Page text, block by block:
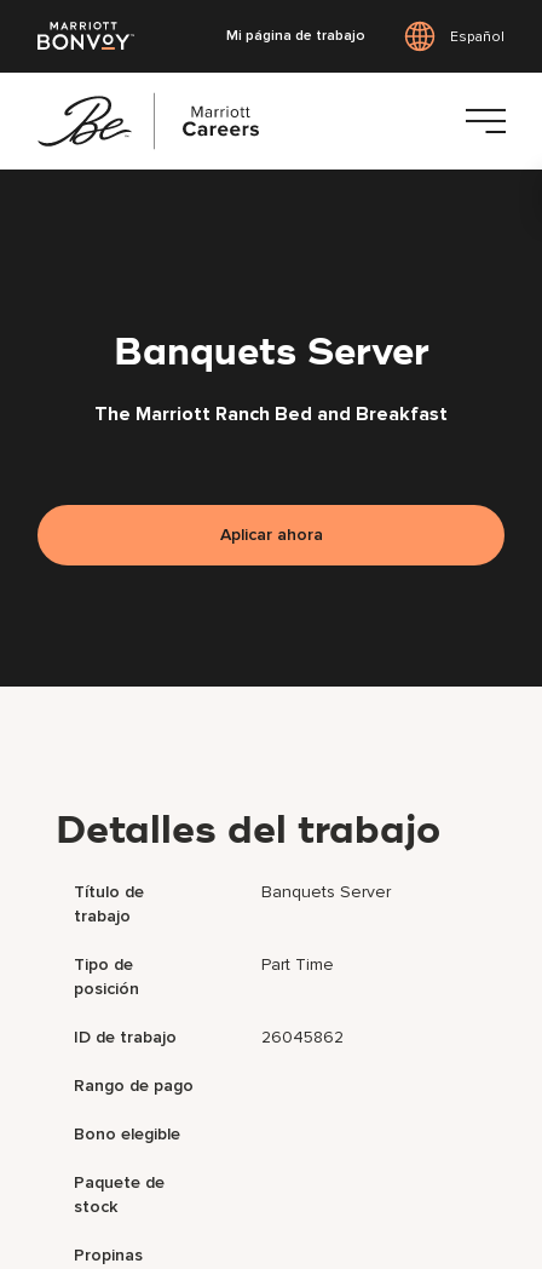
Mi página de trabajo Español
Banquets Server
The Marriott Ranch Bed and Breakfast
Aplicar ahora
Detalles del trabajo
Título de
trabajo
Banquets Server
Tipo de
posición
Part Time
ID de trabajo 26045862
Rango de pago
Bono elegible
Paquete de
stock
Propinas